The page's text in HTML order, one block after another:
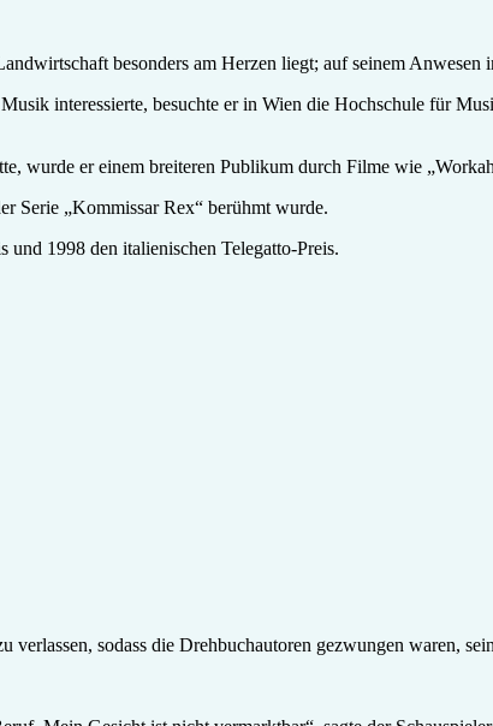
besonders am Herzen liegt; auf seinem
interessierte, besuchte er in Wien die Hochschule für
wurde er einem breiteren Publikum durch Filme wie
Serie „Kommissar Rex“ berühmt wurde.
1998 den italienischen Telegatto-Preis.
sodass die Drehbuchautoren gezwungen waren,